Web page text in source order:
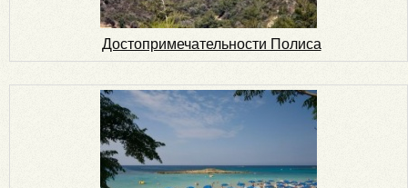
Достопримечательности Полиса